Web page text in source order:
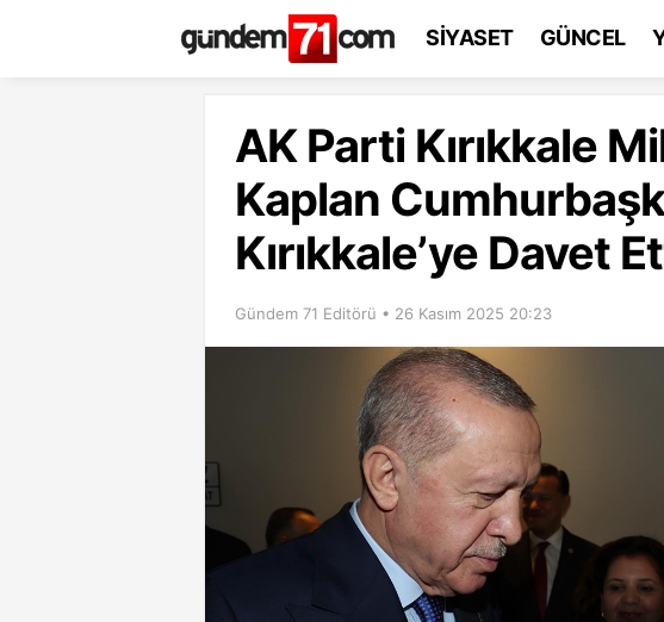
SİYASET GÜNCEL
AK Parti Kırıkkale
Kaplan
Kırıkkale’ye Davet
Gündem 71 Editörü • 26 Kasım 2025 20:23